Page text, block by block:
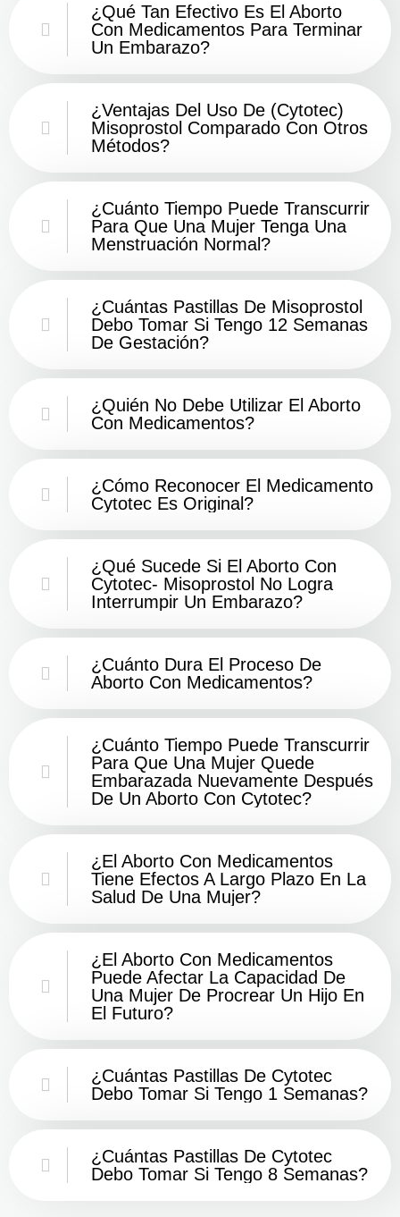
¿Qué Tan Efectivo Es El Aborto
Con Medicamentos Para Terminar
Un Embarazo?
¿Ventajas Del Uso De (Cytotec)
Misoprostol Comparado Con Otros
Métodos?
¿Cuánto Tiempo Puede Transcurrir
Para Que Una Mujer Tenga Una
Menstruación Normal?
¿Cuántas Pastillas De Misoprostol
Debo Tomar Si Tengo 12 Semanas
De Gestación?
¿Quién No Debe Utilizar El Aborto
Con Medicamentos?
¿Cómo Reconocer El Medicamento
Cytotec Es Original?
¿Qué Sucede Si El Aborto Con
Cytotec- Misoprostol No Logra
Interrumpir Un Embarazo?
¿Cuánto Dura El Proceso De
Aborto Con Medicamentos?
¿Cuánto Tiempo Puede Transcurrir
Para Que Una Mujer Quede
Embarazada Nuevamente Después
De Un Aborto Con Cytotec?
¿El Aborto Con Medicamentos
Tiene Efectos A Largo Plazo En La
Salud De Una Mujer?
¿El Aborto Con Medicamentos
Puede Afectar La Capacidad De
Una Mujer De Procrear Un Hijo En
El Futuro?
¿Cuántas Pastillas De Cytotec
Debo Tomar Si Tengo 1 Semanas?
¿Cuántas Pastillas De Cytotec
Debo Tomar Si Tengo 8 Semanas?